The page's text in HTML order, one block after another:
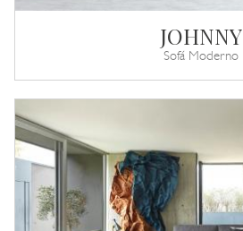
JOHNNY
Sofá Moderno